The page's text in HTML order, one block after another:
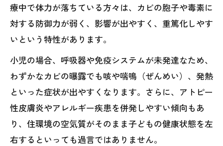
療中で体力が落ちている方々は、カビの胞子や毒素に
対する防御力が弱く、影響が出やすく、重篤化しやす
いという特性があります。
小児の場合、呼吸器や免疫システムが未発達なため、
わずかなカビの曝露でも咳や喘鳴（ぜんめい）、発熱
といった症状が出やすくなります。さらに、アトピー
性皮膚炎やアレルギー疾患を併発しやすい傾向もあ
り、住環境の空気質がそのまま子どもの健康状態を左
右するといっても過言ではありません。